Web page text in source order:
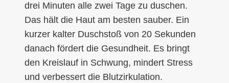
drei Minuten alle zwei Tage zu duschen.
Das hält die Haut am besten sauber. Ein
kurzer kalter Duschstoß von 20 Sekunden
danach fördert die Gesundheit. Es bringt
den Kreislauf in Schwung, mindert Stress
und verbessert die Blutzirkulation.